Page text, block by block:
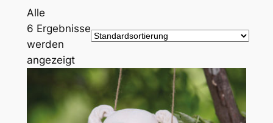
Inhalt
springen
Alle
6 Ergebnisse
werden
angezeigt